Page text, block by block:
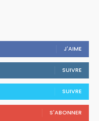
J'AIME
SUIVRE
SUIVRE
S'ABONNER